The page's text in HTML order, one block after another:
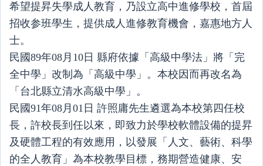
希望提昇失學成人教育，乃設立高中進修學校，首屆
招收参班學生，提供成人進修教育機會，嘉惠地方人
士。
民國89年08月10日 縣府依據「高級中學法」將「完
全中學」改制為「高級中學」。本校因而再改名為
「台北縣立清水高級中學」。
民國91年08月01日 許照庸先生遴選為本校第四任校
長，許校長到任以來，即致力於學校軟體設備的提昇
及硬體工程的有效應用，以發展「人文、藝術、科學
的全人教育」為本校教學目標，務期營造健康、安